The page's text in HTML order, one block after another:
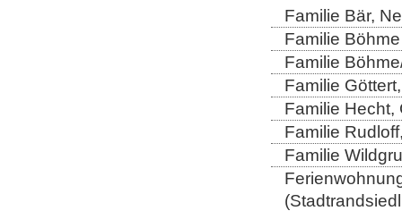
Familie Bär,
Familie
Familie
Familie
Familie Hecht,
Familie
Familie